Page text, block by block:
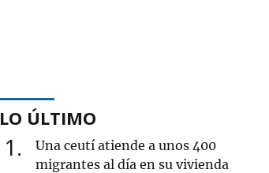
LO ÚLTIMO
1
Una ceutí atiende a unos 400
migrantes al día en su vivienda